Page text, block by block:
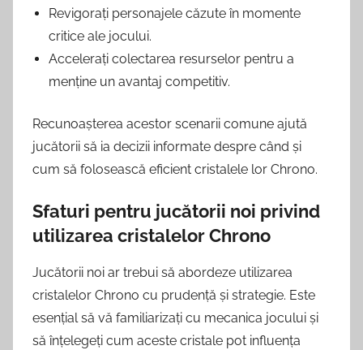
Revigorați personajele căzute în momente
critice ale jocului.
Accelerați colectarea resurselor pentru a
menține un avantaj competitiv.
Recunoașterea acestor scenarii comune ajută
jucătorii să ia decizii informate despre când și
cum să folosească eficient cristalele lor Chrono.
Sfaturi pentru jucătorii noi privind
utilizarea cristalelor Chrono
Jucătorii noi ar trebui să abordeze utilizarea
cristalelor Chrono cu prudență și strategie. Este
esențial să vă familiarizați cu mecanica jocului și
să înțelegeți cum aceste cristale pot influența